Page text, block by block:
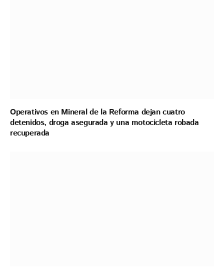
Operativos en Mineral de la Reforma dejan cuatro
detenidos, droga asegurada y una motocicleta robada
recuperada